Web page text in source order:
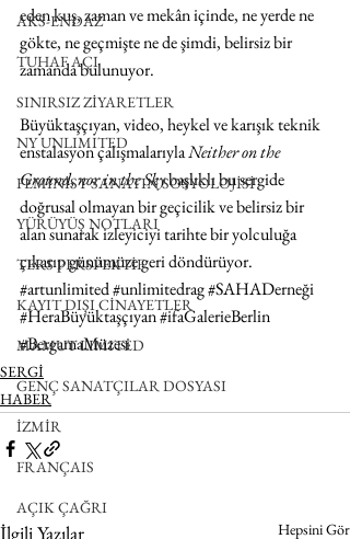
AKS-ENDAZ
TUHAF AÇI
SINIRSIZ ZİYARETLER
NY UNLIMITED
FEMİNİST SANATIN SOSYOLOJİSİ
YÜRÜYÜŞ NOTLARI
TERS PERSPEKTİF
KAYIT DIŞI CİNAYETLER
MAMUT LIMITED
GENÇ SANATÇILAR DOSYASI
İZMİR
FRANÇAIS
AÇIK ÇAĞRI
eden kuş, zaman ve mekân içinde, ne yerde ne
gökte, ne geçmişte ne de şimdi, belirsiz bir
zamanda bulunuyor.
Büyüktaşçıyan, video, heykel ve karışık teknik
enstalasyon çalışmalarıyla Neither on the
Ground, nor in the Sky başlıklı bu sergide
doğrusal olmayan bir geçicilik ve belirsiz bir
alan sunarak izleyiciyi tarihte bir yolculuğa
çıkarıp günümüze geri döndürüyor.
#artunlimited#unlimitedrag#SAHADerneği
#HeraBüyüktaşçıyan#ifaGalerieBerlin
#BergamaMüzesi
SERGİ
HABER
İlgili Yazılar Hepsini Gör